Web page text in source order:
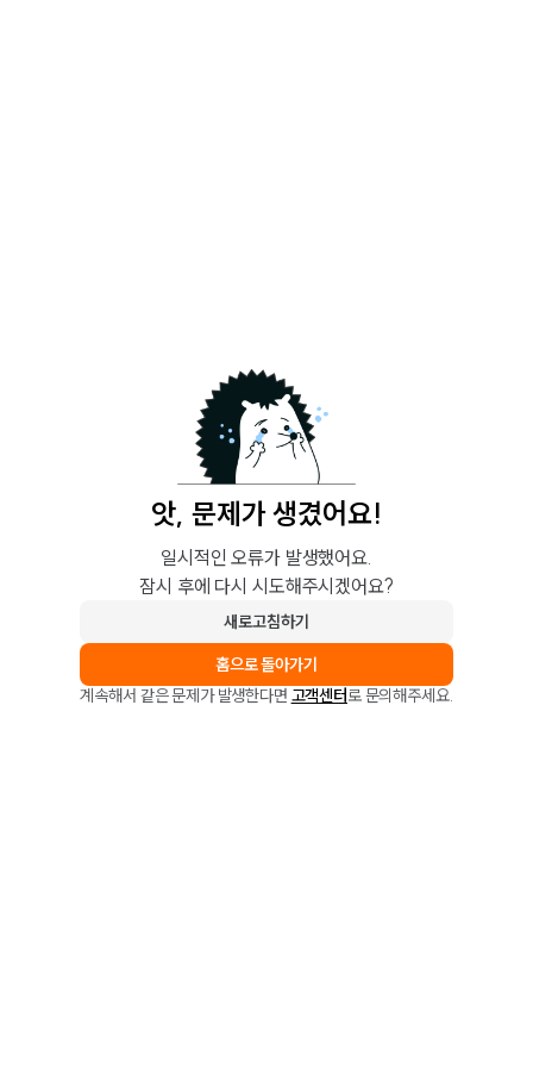
앗, 문제가 생겼어요!
일시적인 오류가 발생했어요.
잠시 후에 다시 시도해주시겠어요?
새로고침하기
홈으로 돌아가기
계속해서 같은 문제가 발생한다면 고객센터로 문의해주세요.